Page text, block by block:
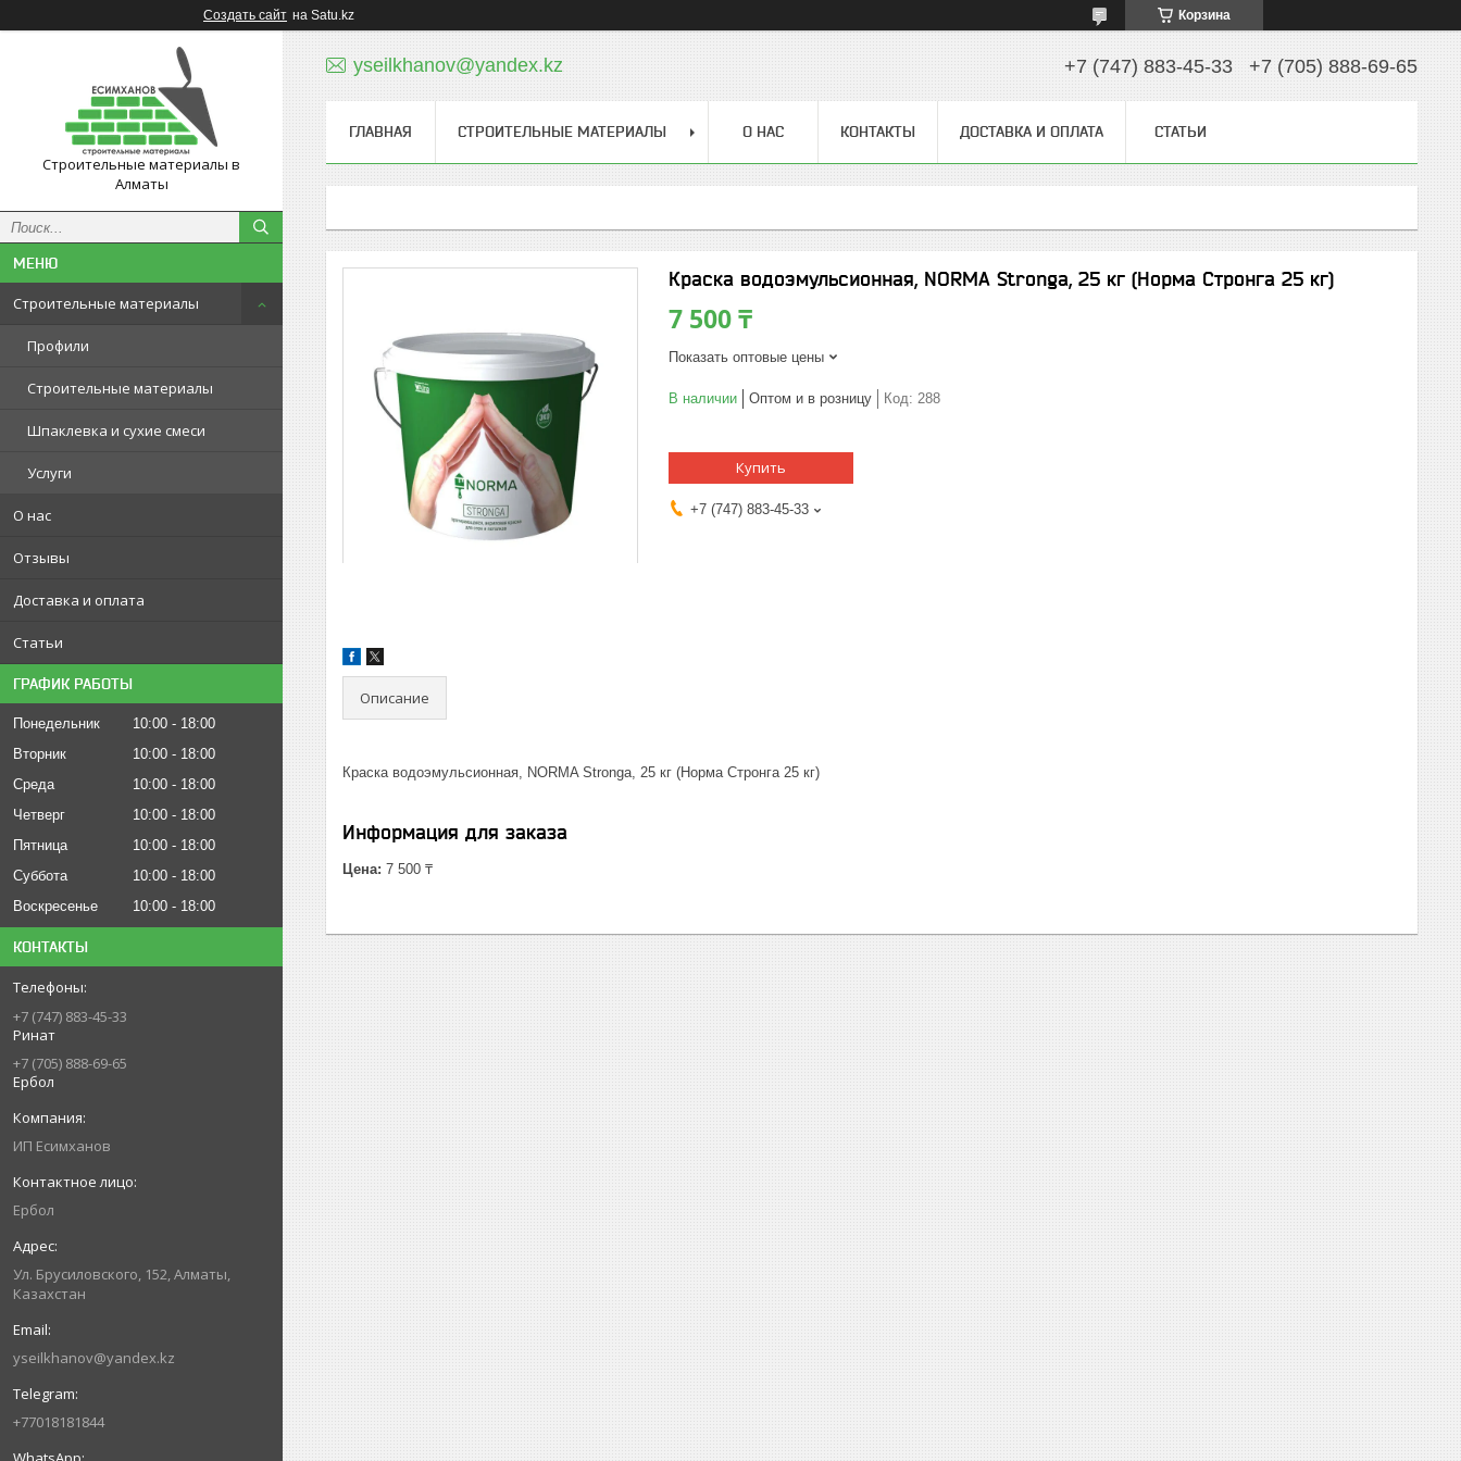
Создать сайт на Satu.kz Корзина
Строительные материалы в
Алматы
Строительные материалы
Профили
Строительные материалы
Шпаклевка и сухие смеси
Услуги
О нас
Отзывы
Доставка и оплата
Статьи
ГРАФИК РАБОТЫ
Понедельник 10:00
18:00
Вторник
10:00
18:00
Среда
10:00
18:00
Четверг
10:00
18:00
Пятница
10:00
18:00
Суббота
10:00
18:00
Воскресенье
10:00 18:00
КОНТАКТЫ
+7 (747) 883-45-33
Ринат
+7 (705) 888-69-65
Ербол
ИП Есимxанов
Ербол
Ул. Брусиловского, 152, Алматы,
Казахстан
yseilkhanov@yandex.kz
+77018181844
yseilkhanov@yandex.kz +7 (747) 883-45-33 +7 (705) 888-69-65
ГЛАВНАЯ СТРОИТЕЛЬНЫЕ МАТЕРИАЛЫ О НАС КОНТАКТЫ ДОСТАВКА И ОПЛАТА СТАТЬИ
Краска водоэмульсионная, NORMA Stronga, 25 кг (Норма Стронга 25 кг)
7 500 ₸
Показать оптовые цены
В наличии Оптом и в розницу Код: 288
Купить
+7 (747) 883-45-33
Описание
Краска водоэмульсионная, NORMA Stronga, 25 кг (Норма Стронга 25 кг)
Информация для заказа
Цена: 7 500 ₸